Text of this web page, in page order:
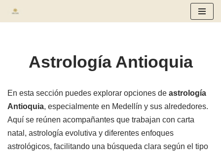
Astrología Antioquia
En esta sección puedes explorar opciones de astrología
Antioquia, especialmente en Medellín y sus alrededores.
Aquí se reúnen acompañantes que trabajan con carta
natal, astrología evolutiva y diferentes enfoques
astrológicos, facilitando una búsqueda clara según el tipo